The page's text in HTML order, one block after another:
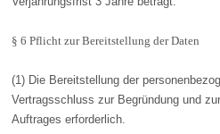
§ 6 Pflicht zur Bereitstellung der Daten
(1) Die Bereitstellung der
Vertragsschluss zur Begründung und
Auftrages erforderlich.